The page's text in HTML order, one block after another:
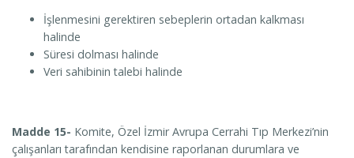
İşlenmesini gerektiren sebeplerin ortadan kalkması
halinde
Süresi dolması halinde
Veri sahibinin talebi halinde
Madde 15- Komite, Özel İzmir Avrupa Cerrahi Tıp Merkezi’nin
çalışanları tarafından kendisine raporlanan durumlara ve